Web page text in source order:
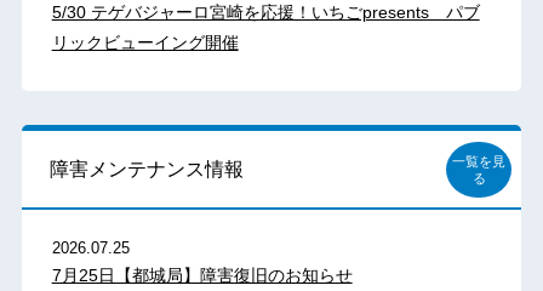
5/30 テゲバジャーロ宮崎を応援！いちごpresents パブ
リックビューイング開催
障害メンテナンス情報
一覧を見
る
2026.07.25
7月25日【都城局】障害復旧のお知らせ